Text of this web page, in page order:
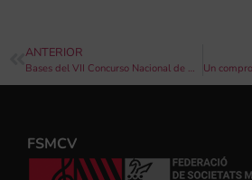
ANTERIOR
Bases del VII Concurso Nacional de Composición de Pasodobles Falleros Xàtiva – Fallas 2025
FSMCV